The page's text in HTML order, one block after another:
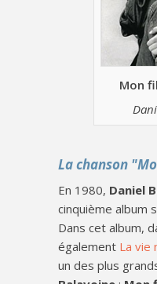
Mon
La chanson
En 1980, Daniel
cinquième album
Dans cet album,
également La vie
un des plus